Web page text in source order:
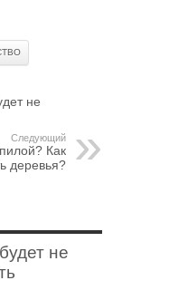
не
Следующий
Как
деревья?
не